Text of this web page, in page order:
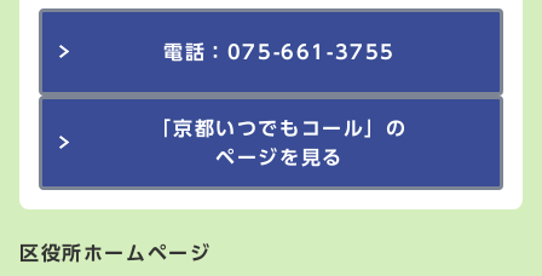
電話：075-661-3755
「京都いつでもコール」の
ページを見る
区役所ホームページ